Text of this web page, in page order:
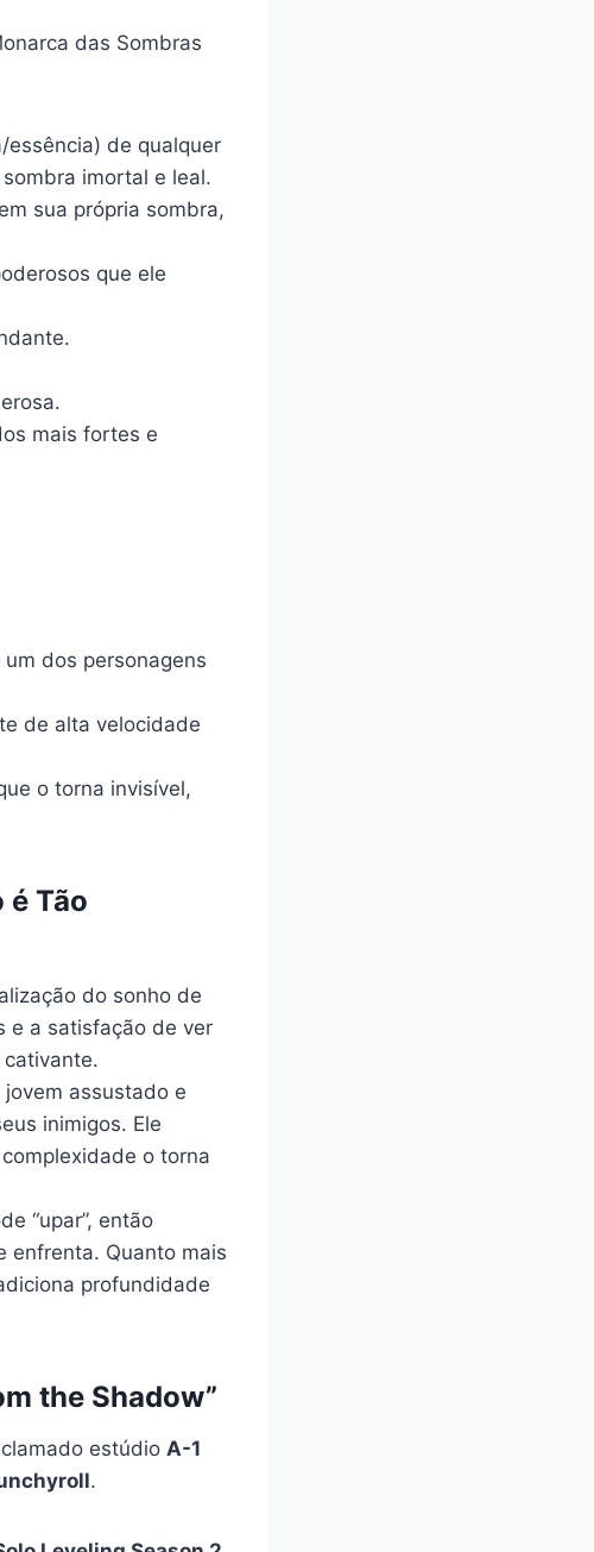
das Sombras
essência) de qualquer
imortal e leal.
sua própria sombra,
que ele
mais fortes e
dos personagens
de alta velocidade
o torna invisível,
é Tão
do sonho de
e a satisfação de ver
assustado e
inimigos. Ele
o torna
“upar”, então
enfrenta. Quanto mais
profundidade
the Shadow”
estúdio A-1
.